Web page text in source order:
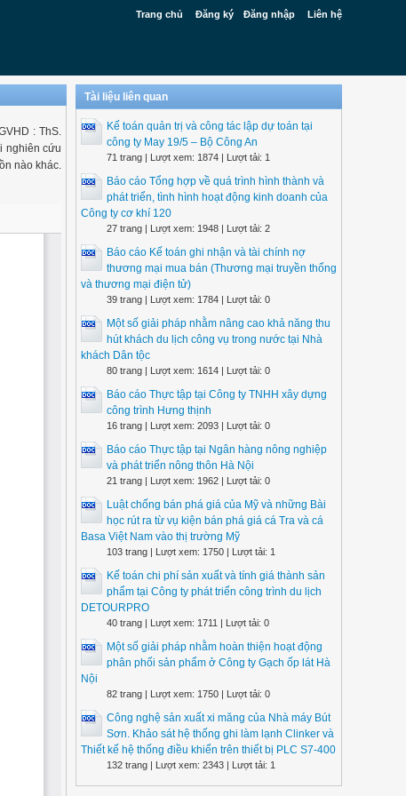
Trang chủ Đăng ký Đăng nhập Liên hệ
: ThS.
nghiên cứu
nào khác.
Tài liệu liên quan
Kế toán quản trị và công tác lập dự toán tại
công ty May 19/5 – Bộ Công An
71 trang | Lượt xem: 1874 | Lượt tải: 1
Báo cáo Tổng hợp về quá trình hình thành và
phát triển, tình hình hoạt động kinh doanh của
Công ty cơ khí 120
27 trang | Lượt xem: 1948 | Lượt tải: 2
Báo cáo Kế toán ghi nhận và tài chính nợ
thương mại mua bán (Thương mại truyền thống
và thương mại điện tử)
39 trang | Lượt xem: 1784 | Lượt tải: 0
Một số giải pháp nhằm nâng cao khả năng thu
hút khách du lịch công vụ trong nước tại Nhà
khách Dân tộc
80 trang | Lượt xem: 1614 | Lượt tải: 0
Báo cáo Thực tập tại Công ty TNHH xây dựng
công trình Hưng thịnh
16 trang | Lượt xem: 2093 | Lượt tải: 0
Báo cáo Thực tập tại Ngân hàng nông nghiệp
và phát triển nông thôn Hà Nội
21 trang | Lượt xem: 1962 | Lượt tải: 0
Luật chống bán phá giá của Mỹ và những Bài
học rút ra từ vụ kiện bán phá giá cá Tra và cá
Basa Việt Nam vào thị trường Mỹ
103 trang | Lượt xem: 1750 | Lượt tải: 1
Kế toán chi phí sản xuất và tính giá thành sản
phẩm tại Công ty phát triển công trình du lịch
DETOURPRO
40 trang | Lượt xem: 1711 | Lượt tải: 0
Một số giải pháp nhằm hoàn thiện hoạt động
phân phối sản phẩm ở Công ty Gạch ốp lát Hà
Nội
82 trang | Lượt xem: 1750 | Lượt tải: 0
Công nghệ sản xuất xi măng của Nhà máy Bút
Sơn. Khảo sát hệ thống ghi làm lạnh Clinker và
Thiết kế hệ thống điều khiển trên thiết bị PLC S7-400
132 trang | Lượt xem: 2343 | Lượt tải: 1